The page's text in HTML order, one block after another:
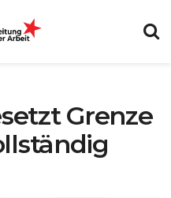
Grenze